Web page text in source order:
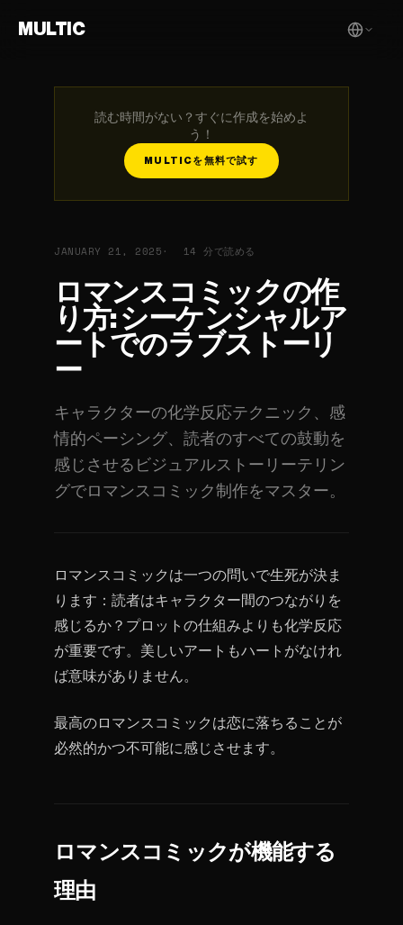
MULTIC
読む時間がない？すぐに作成を始めよ
う！
MULTICを無料で試す
JANUARY 21, 2025 14 分で読める
ロマンスコミックの作
り方: シーケンシャルア
ートでのラブストーリ
ー
キャラクターの化学反応テクニック、感
情的ペーシング、読者のすべての鼓動を
感じさせるビジュアルストーリーテリン
グでロマンスコミック制作をマスター。
ロマンスコミックは一つの問いで生死が決ま
ります：読者はキャラクター間のつながりを
感じるか？プロットの仕組みよりも化学反応
が重要です。美しいアートもハートがなけれ
ば意味がありません。
最高のロマンスコミックは恋に落ちることが
必然的かつ不可能に感じさせます。
ロマンスコミックが機能する
理由